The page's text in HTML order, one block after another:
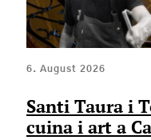
6. August 2026
Santi Taura i
cuina i art a